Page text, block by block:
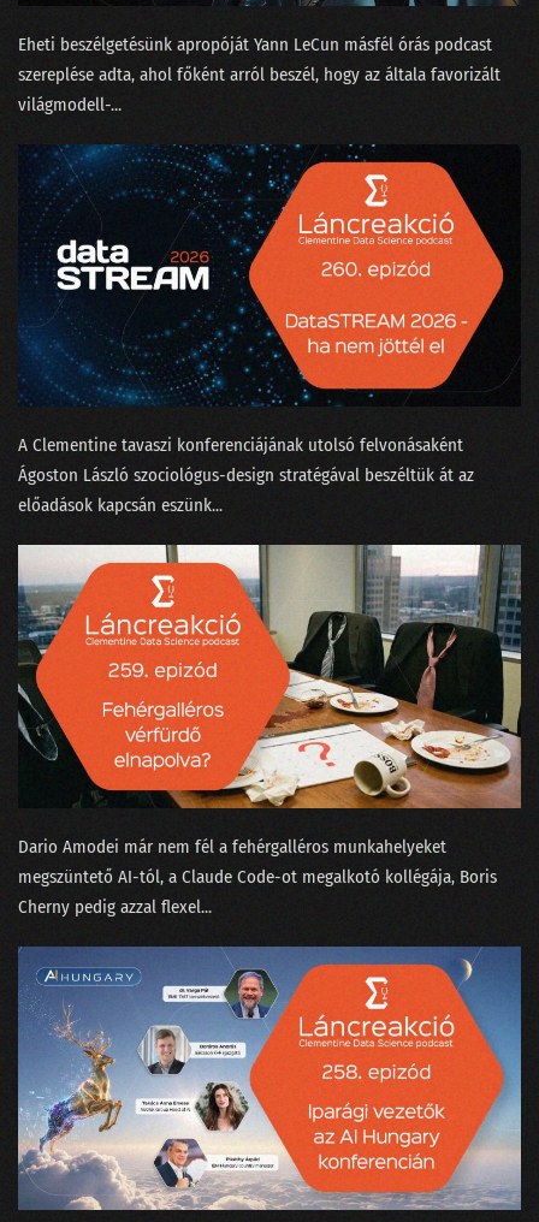
165 - Beszántja-e az MI az adattudományt?
163 - A fogalmatlan maharadzsa és a Manhattan terv
162 - Megtalálta-e Gyula az adatbázisok lelkét?
160 - Vesszünk össze a ChatGPT-n!
159 - Nagy megmondások a dataSTREAM 2024 farvizén
157 - Robotkapitányok a rumoshordón ülve
155 - A konzumidiotizmus találkozása az MI-vel
154 - Fogunk-e mindnyájan venni atyáskodó elektromos autókat?
153 - A háromtest probléma a Netflixen
152 - Hogyan tanítjuk meg egy chatbotnak, hogy befogja a száját?
151 - Bukott Tesla és halott Lou Reed
150 - Megszabadulunk-e a SORA-val a hollywoodi színészektől?
149 - A világnak kellenek a bullshit melók!
146 - Mi köze Taylor Swiftnek a Nagy Nyelvi Modellekhez?
144 - Dataracing Gáspár Csabával
143 - Az MI megérkezett a porszívókba is!
142 - Mivel tölti a napját egy matematikus?
Eheti beszélgetésünk apropóját ⁠Yann LeCun⁠ másfél órás ⁠podcast
szereplése⁠ adta, ahol főként arról beszél, hogy az általa favorizált
világmodell-...
A Clementine tavaszi konferenciájának utolsó felvonásaként
⁠Ágoston László⁠ szociológus-design stratégával beszéltük át az
előadások kapcsán eszünk...
Dario Amodei már nem fél a fehérgalléros munkahelyeket
megszüntető AI-tól⁠, a Claude Code-ot megalkotó kollégája, ⁠Boris
Cherny pedig azzal flexel⁠...